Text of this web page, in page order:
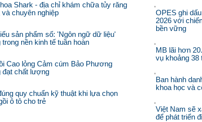
Shark - địa chỉ khám chữa tủy răng
và chuyên nghiệp
sản phẩm số: 'Ngôn ngữ dữ liệu'
trong nền kinh tế tuần hoàn
Cao lỏng Cảm cúm Bảo Phương
đạt chất lượng
quy chuẩn kỹ thuật khi lựa chọn
ô tô cho trẻ
OPES ghi
2026 với
bền vững
MB lãi hơn
vụ khoảng 38
Ban hành
khoa học và
Việt Nam sẽ
để phát triển